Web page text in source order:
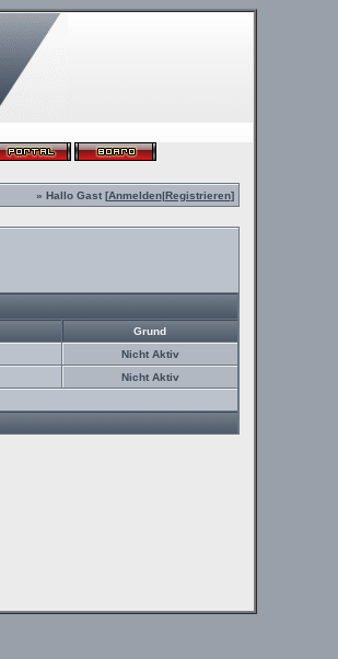
» Hallo Gast [Anmelden|Registrieren]
Grund
Nicht Aktiv
Nicht Aktiv